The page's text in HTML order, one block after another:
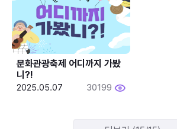
문화관광축제 어디까지 가봤
니?!
2025.05.07 30199